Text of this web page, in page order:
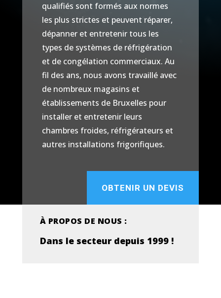
qualifiés sont formés aux normes
les plus strictes et peuvent réparer,
dépanner et entretenir tous les
types de systèmes de réfrigération
et de congélation commerciaux. Au
fil des ans, nous avons travaillé avec
de nombreux magasins et
établissements de Bruxelles pour
installer et entretenir leurs
chambres froides, réfrigérateurs et
autres installations frigorifiques.
OBTENIR UN DEVIS
À PROPOS DE NOUS :
Dans le secteur depuis 1999 !